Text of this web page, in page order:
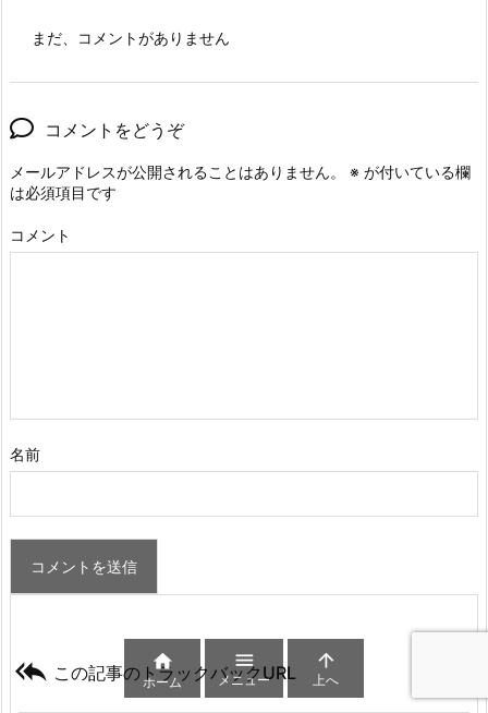
まだ、コメントがありません
コメントをどうぞ
メールアドレスが公開されることはありません。 ※ が付いている欄
は必須項目です
コメント
名前
 この記事のトラックバックURL

ホーム

メニュー

上へ